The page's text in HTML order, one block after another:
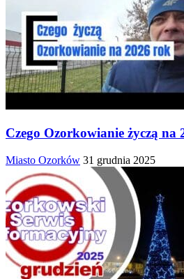
Czego Ozorkowianie życzą na
Miasto Ozorków 31 grudnia 2025